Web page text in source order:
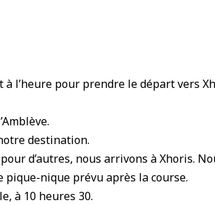
l’heure pour prendre le départ vers
destination.
d’autres, nous arrivons à Xhoris.
nique prévu après la course.
à 10 heures 30.